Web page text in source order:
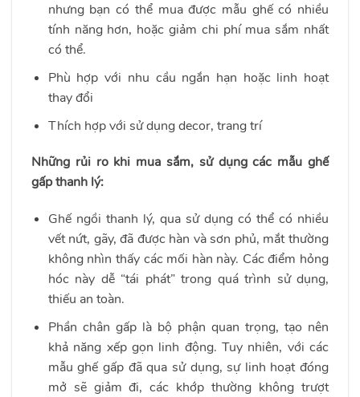
nhưng bạn có thể mua được mẫu ghế có nhiều
tính năng hơn, hoặc giảm chi phí mua sắm nhất
có thể.
Phù hợp với nhu cầu ngắn hạn hoặc linh hoạt
thay đổi
Thích hợp với sử dụng decor, trang trí
Những rủi ro khi mua sắm, sử dụng các mẫu ghế
gấp thanh lý:
Ghế ngồi thanh lý, qua sử dụng có thể có nhiều
vết nứt, gãy, đã được hàn và sơn phủ, mắt thường
không nhìn thấy các mối hàn này. Các điểm hỏng
hóc này dễ “tái phát” trong quá trình sử dụng,
thiếu an toàn.
Phần chân gấp là bộ phận quan trọng, tạo nên
khả năng xếp gọn linh động. Tuy nhiên, với các
mẫu ghế gấp đã qua sử dụng, sự linh hoạt đóng
mở sẽ giảm đi, các khớp thường không trượt